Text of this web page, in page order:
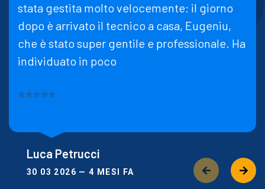
stata gestita molto velocemente: il giorno
dopo è arrivato il tecnico a casa, Eugeniu,
che è stato super gentile e professionale. Ha
individuato in poco
⭐⭐⭐⭐⭐
Luca Petrucci
30 03 2026 — 4 MESI FA